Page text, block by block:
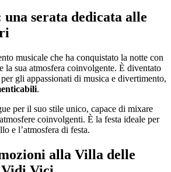
serata dedicata alle
musicale che ha conquistato la notte con
la sua atmosfera coinvolgente. È diventato
gli appassionati di musica e divertimento,
.
per il suo stile unico, capace di mixare
coinvolgenti. È la festa ideale per
e l’atmosfera di festa.
alla Villa delle